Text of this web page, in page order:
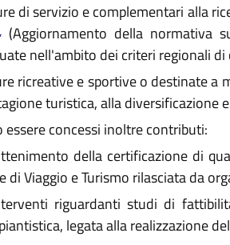
di servizio e complementari alla
(Aggiornamento della normativa
nell'ambito dei criteri regionali
ricreative e sportive o destinate a
turistica, alla diversificazione
essere concessi inoltre contributi:
della certificazione di
di Viaggio e Turismo rilasciata da
riguardanti studi di
legata alla realizzazione